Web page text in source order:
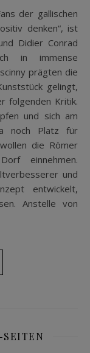
denken“, ist
Didier Conrad
in immense
prägten die
gelingt,
folgenden Kritik.
und sich am
noch Platz für
die Römer
einnehmen.
und
entwickelt,
Anstelle von